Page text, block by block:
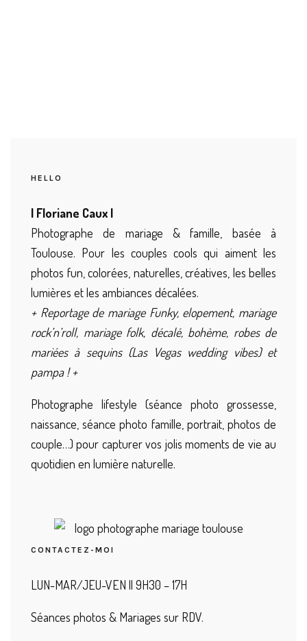
HELLO
| Floriane Caux |
Photographe de mariage & famille, basée à
Toulouse. Pour les couples cools qui aiment les
photos fun, colorées, naturelles, créatives, les belles
lumières et les ambiances décalées.
+ Reportage de mariage Funky, elopement, mariage
rock’n’roll, mariage folk, décalé, bohème, robes de
mariées à sequins (Las Vegas wedding vibes) et
pampa ! +
Photographe lifestyle (séance photo grossesse,
naissance, séance photo famille, portrait, photos de
couple…) pour capturer vos jolis moments de vie au
quotidien en lumière naturelle.
CONTACTEZ-MOI
LUN-MAR/JEU-VEN || 9H30 – 17H
Séances photos & Mariages sur RDV.